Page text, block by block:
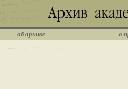
об архиве о